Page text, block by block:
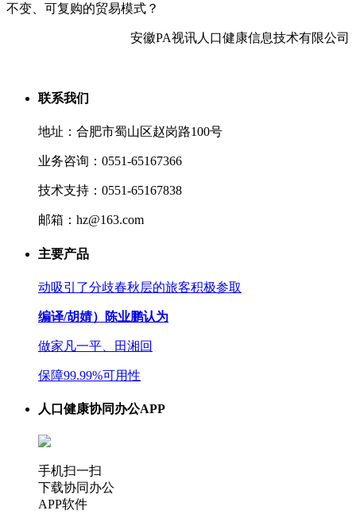
不变、可复购的贸易模式？
安徽PA视讯人口健康信息技术有限公司
联系我们
地址：合肥市蜀山区赵岗路100号
业务咨询：0551-65167366
技术支持：0551-65167838
邮箱：hz@163.com
主要产品
动吸引了分歧春秋层的旅客积极参取
编译/胡婧）陈业鹏认为
做家凡一平、田湘回
保障99.99%可用性
人口健康协同办公APP
手机扫一扫
下载协同办公
APP软件